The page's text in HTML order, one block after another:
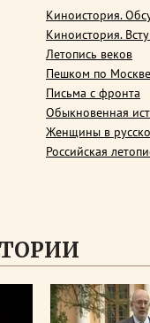
Киноистория.
Киноистория.
Летопись веков
Пешком по Москве
Письма с фронта
Обыкновенная
Женщины в
Российская